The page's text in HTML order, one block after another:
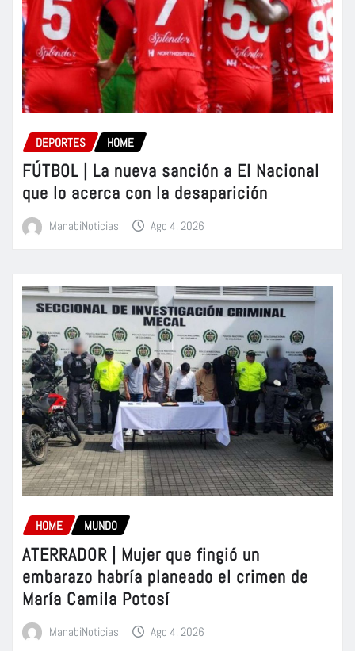
DEPORTES HOME
FÚTBOL | La nueva sanción a El Nacional
que lo acerca con la desaparición
ManabiNoticias Ago 4, 2026
HOME MUNDO
ATERRADOR | Mujer que fingió un
embarazo habría planeado el crimen de
María Camila Potosí
ManabiNoticias Ago 4, 2026